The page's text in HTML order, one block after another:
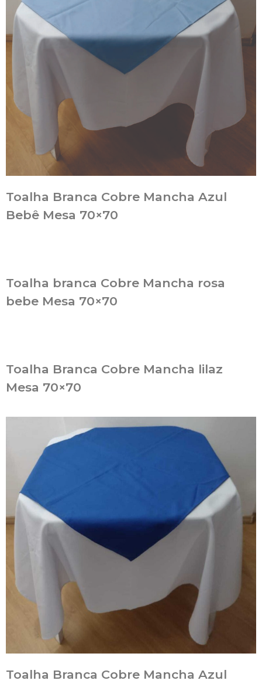
Toalha Branca Cobre Mancha Azul
Bebê Mesa 70×70
Toalha branca Cobre Mancha rosa
bebe Mesa 70×70
Toalha Branca Cobre Mancha lilaz
Mesa 70×70
Toalha Branca Cobre Mancha Azul